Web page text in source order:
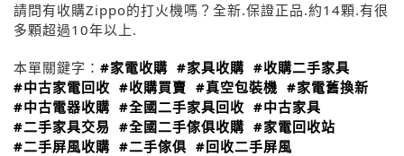
請問有收購Zippo的打火機嗎？全新.保證正品.約14顆.有很
多顆超過10年以上.
本單關鍵字： #家電收購 #家具收購 #收購二手家具
#中古家電回收 #收購買賣 #真空包裝機 #家電舊換新
#中古電器收購 #全國二手家具回收 #中古家具
#二手家具交易 #全國二手傢俱收購 #家電回收站
#二手屏風收購 #二手傢俱 #回收二手屏風